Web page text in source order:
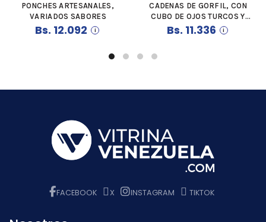
COMPRAR
PONCHES ARTESANALES,
VARIADOS SABORES
Bs. 12.092
COMPRAR
CADENAS DE GORFIL, CON
CUBO DE OJOS TURCOS Y
LETRA DE ACERO
INOXIDABLE,
Bs. 11.336
FACEBOOK X INSTAGRAM TIKTOK